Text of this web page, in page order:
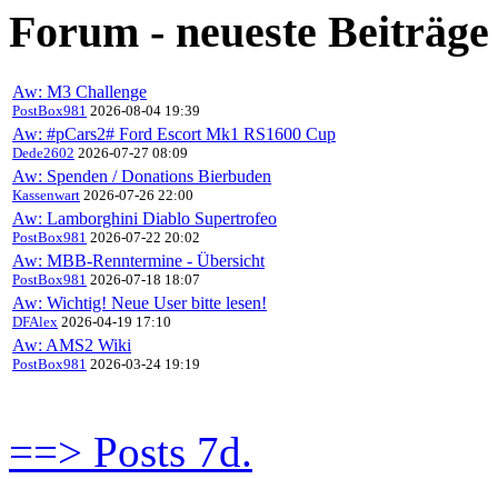
Forum - neueste Beiträge
Aw: M3 Challenge
PostBox981 2026-08-04 19:39
Aw: #pCars2# Ford Escort Mk1 RS1600 Cup
Dede2602 2026-07-27 08:09
Aw: Spenden / Donations Bierbuden
Kassenwart 2026-07-26 22:00
Aw: Lamborghini Diablo Supertrofeo
PostBox981 2026-07-22 20:02
Aw: MBB-Renntermine - Übersicht
PostBox981 2026-07-18 18:07
Aw: Wichtig! Neue User bitte lesen!
DFAlex 2026-04-19 17:10
Aw: AMS2 Wiki
PostBox981 2026-03-24 19:19
==> Posts 7d.